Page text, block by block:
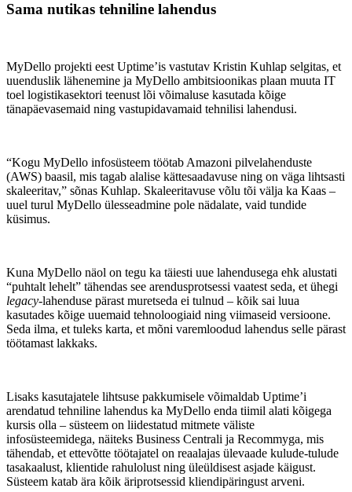
Sama nutikas tehniline lahendus
MyDello projekti eest Uptime’is vastutav Kristin Kuhlap selgitas, et
uuenduslik lähenemine ja MyDello ambitsioonikas plaan muuta IT
toel logistikasektori teenust lõi võimaluse kasutada kõige
tänapäevasemaid ning vastupidavamaid tehnilisi lahendusi.
“Kogu MyDello infosüsteem töötab Amazoni pilvelahenduste
(AWS) baasil, mis tagab alalise kättesaadavuse ning on väga lihtsasti
skaleeritav,” sõnas Kuhlap. Skaleeritavuse võlu tõi välja ka Kaas –
uuel turul MyDello ülesseadmine pole nädalate, vaid tundide
küsimus.
Kuna MyDello näol on tegu ka täiesti uue lahendusega ehk alustati
“puhtalt lehelt” tähendas see arendusprotsessi vaatest seda, et ühegi
legacy-lahenduse pärast muretseda ei tulnud – kõik sai luua
kasutades kõige uuemaid tehnoloogiaid ning viimaseid versioone.
Seda ilma, et tuleks karta, et mõni varemloodud lahendus selle pärast
töötamast lakkaks.
Lisaks kasutajatele lihtsuse pakkumisele võimaldab Uptime’i
arendatud tehniline lahendus ka MyDello enda tiimil alati kõigega
kursis olla – süsteem on liidestatud mitmete väliste
infosüsteemidega, näiteks Business Centrali ja Recommyga, mis
tähendab, et ettevõtte töötajatel on reaalajas ülevaade kulude-tulude
tasakaalust, klientide rahulolust ning üleüldisest asjade käigust.
Süsteem katab ära kõik äriprotsessid kliendipäringust arveni.